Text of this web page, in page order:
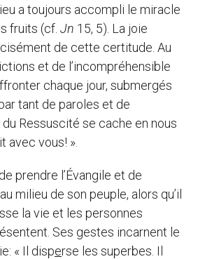
a toujours accompli le miracle
fruits (cf. Jn 15, 5). La joie
de cette certitude. Au
et de l’incompréhensible
chaque jour, submergés
tant de paroles et de
Ressuscité se cache en nous
avec vous! ».
prendre l’Évangile et de
milieu de son peuple, alors qu’il
la vie et les personnes
Ses gestes incarnent le
« Il disperse les superbes. Il